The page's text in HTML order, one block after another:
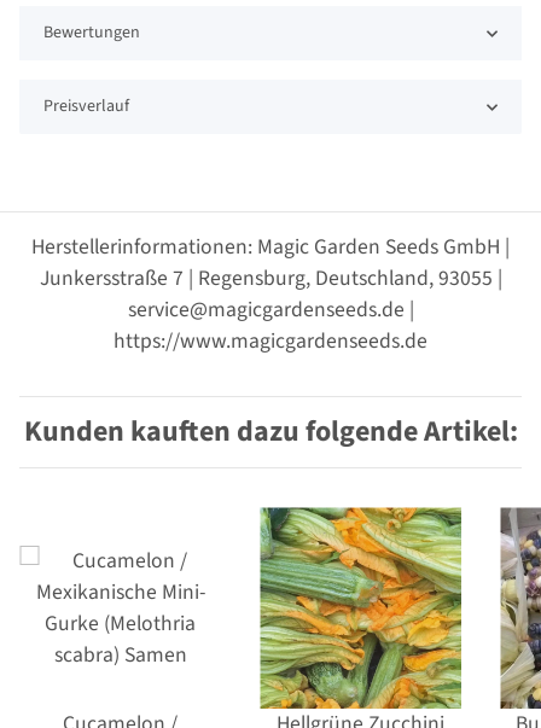
Bewertungen
Preisverlauf
Herstellerinformationen: Magic Garden Seeds GmbH |
Junkersstraße 7 | Regensburg, Deutschland, 93055 |
service@magicgardenseeds.de |
https://www.magicgardenseeds.de
Kunden kauften dazu folgende Artikel: